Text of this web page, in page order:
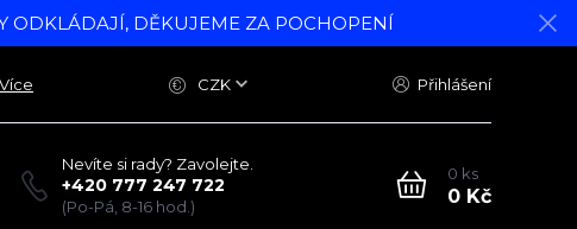
ODKLÁDAJÍ, DĚKUJEME ZA POCHOPENÍ
Více CZK Přihlášení
Nevíte si rady? Zavolejte.
+420 777 247 722
(Po-Pá, 8-16 hod.)
0 ks
0 Kč